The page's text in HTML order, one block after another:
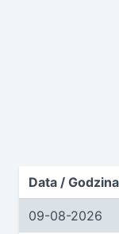
Data / Godzina
09-08-2026